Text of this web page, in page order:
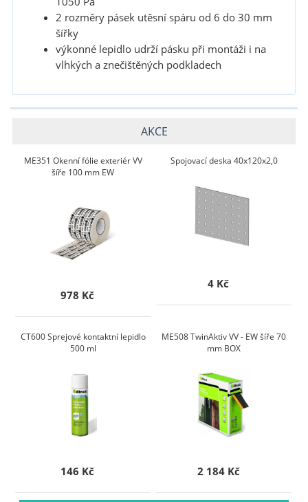
2 rozměry pásek utěsní spáru od 6 do 30 mm
šířky
výkonné lepidlo udrží pásku při montáži i na
vlhkých a znečištěných podkladech
AKCE
ME351 Okenní fólie exteriér VV
šíře 100 mm EW
978 Kč
Spojovací deska 40x120x2,0
4 Kč
CT600 Sprejové kontaktní lepidlo
500 ml
146 Kč
ME508 TwinAktiv VV - EW šíře 70
mm BOX
2 184 Kč